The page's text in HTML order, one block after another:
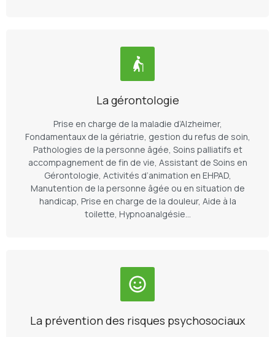
La gérontologie
Prise en charge de la maladie d’Alzheimer,
Fondamentaux de la gériatrie, gestion du refus de soin,
Pathologies de la personne âgée, Soins palliatifs et
accompagnement de fin de vie, Assistant de Soins en
Gérontologie, Activités d’animation en EHPAD,
Manutention de la personne âgée ou en situation de
handicap, Prise en charge de la douleur, Aide à la
toilette, Hypnoanalgésie…
La prévention des risques psychosociaux